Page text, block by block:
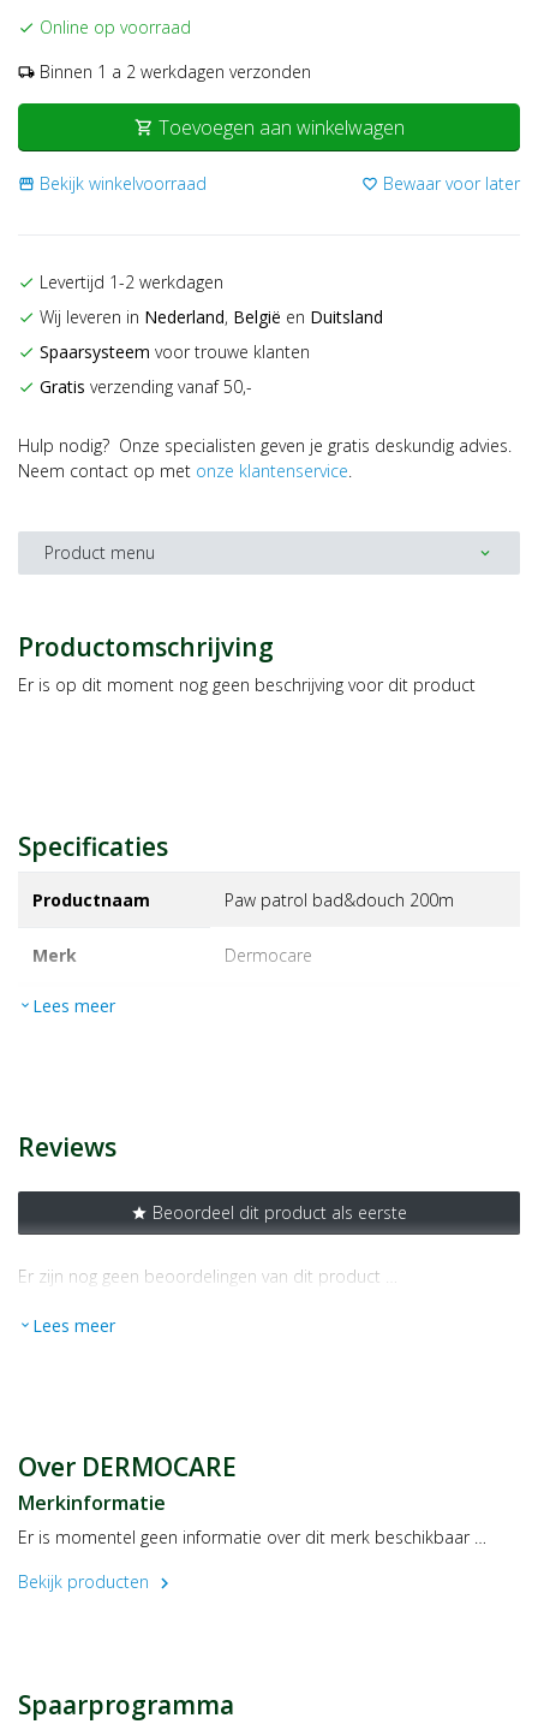
check Online op voorraad
local_shipping Binnen 1 a 2 werkdagen verzonden
shopping_cart Toevoegen aan winkelwagen
storefront Bekijk winkelvoorraad favorite_border Bewaar voor later
check Levertijd 1-2 werkdagen
check Wij leveren in Nederland, België en Duitsland
check Spaarsysteem voor trouwe klanten
check Gratis verzending vanaf 50,-
Hulp nodig? Onze specialisten geven je gratis deskundig advies.
Neem contact op met onze klantenservice.
Product menu expand_more
Productomschrijving
Er is op dit moment nog geen beschrijving voor dit product
Specificaties
Productnaam Paw patrol bad&douch 200m
Merk dermocare
EAN
expand_more Lees meer
Reviews
star Beoordeel dit product als eerste
Er zijn nog geen beoordelingen van dit product …
expand_more Lees meer
Over DERMOCARE
Merkinformatie
Er is momentel geen informatie over dit merk beschikbaar …
Bekijk producten
chevron_right
Spaarprogramma